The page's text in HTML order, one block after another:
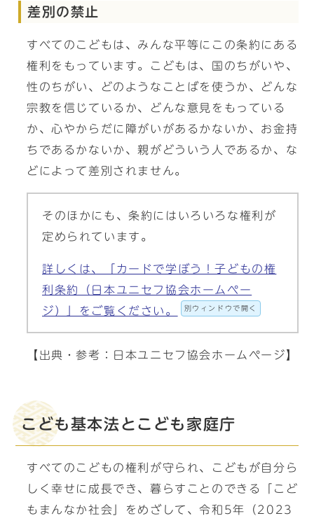
差別の禁止
すべてのこどもは、みんな平等にこの条約にある
権利をもっています。こどもは、国のちがいや、
性のちがい、どのようなことばを使うか、どんな
宗教を信じているか、どんな意見をもっている
か、心やからだに障がいがあるかないか、お金持
ちであるかないか、親がどういう人であるか、な
どによって差別されません。
そのほかにも、条約にはいろいろな権利が
定められています。
詳しくは、「カードで学ぼう！子どもの権
利条約（日本ユニセフ協会ホームペー
ジ）」をご覧ください。
別ウィンドウで開く
【出典・参考：日本ユニセフ協会ホームページ】
こども基本法とこども家庭庁
すべてのこどもの権利が守られ、こどもが自分ら
しく幸せに成長でき、暮らすことのできる「こど
もまんなか社会」をめざして、令和5年（2023